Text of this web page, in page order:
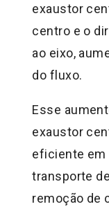
exaustor
centro e o
ao eixo,
do fluxo.
Esse
exaustor
eficiente em
transporte
remoção de